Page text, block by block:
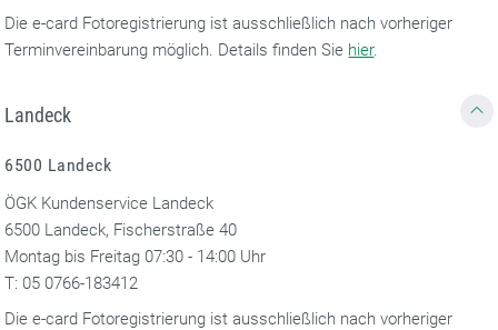
Die e-card Fotoregistrierung ist ausschließlich nach vorheriger
Terminvereinbarung möglich. Details finden Sie hier.
Landeck
6500 Landeck
ÖGK Kundenservice Landeck
6500 Landeck, Fischerstraße 40
Montag bis Freitag 07:30 - 14:00 Uhr
T: 05 0766-183412
Die e-card Fotoregistrierung ist ausschließlich nach vorheriger